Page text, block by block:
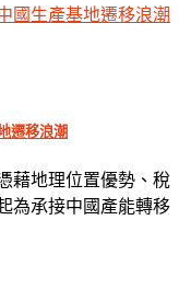
遷移浪潮
藉地理位置優勢、稅
為承接中國產能轉移